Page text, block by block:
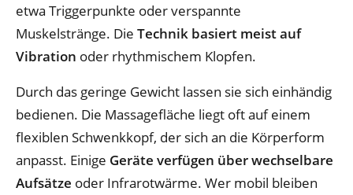
etwa Triggerpunkte oder verspannte
Muskelstränge. Die Technik basiert meist auf
Vibration oder rhythmischem Klopfen.
Durch das geringe Gewicht lassen sie sich einhändig
bedienen. Die Massagefläche liegt oft auf einem
flexiblen Schwenkkopf, der sich an die Körperform
anpasst. Einige Geräte verfügen über wechselbare
Aufsätze oder Infrarotwärme. Wer mobil bleiben